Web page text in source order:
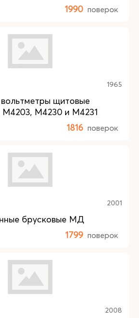
1990 поверок
1965
щитовые
М4230 и М4231
1816 поверок
2001
брусковые МД
1799 поверок
2008